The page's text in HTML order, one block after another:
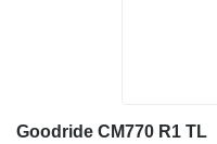
Goodride CM770 R1 TL